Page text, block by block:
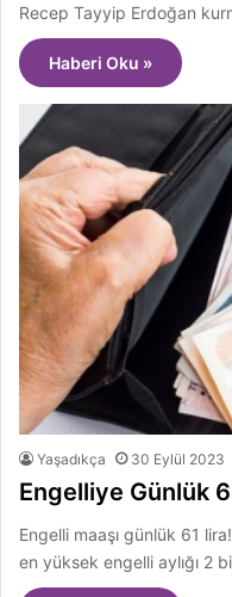
Recep Tayyip Erdoğan
Haberi Oku »
Yaşadıkça 30 Eylül 2023
Engelliye Günlük
Engelli maaşı günlük 61
en yüksek engelli aylığı 2